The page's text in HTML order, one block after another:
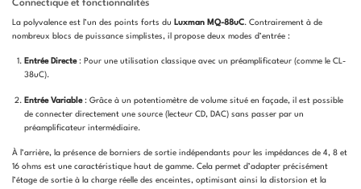
Connectique et fonctionnalités
La polyvalence est l’un des points forts du Luxman MQ-88uC. Contrairement à de
nombreux blocs de puissance simplistes, il propose deux modes d’entrée :
Entrée Directe: Pour une utilisation classique avec un préamplificateur (comme le CL-
38uC).
Entrée Variable: Grâce à un potentiomètre de volume situé en façade, il est possible
de connecter directement une source (lecteur CD, DAC) sans passer par un
préamplificateur intermédiaire.
À l’arrière, la présence de borniers de sortie indépendants pour les impédances de 4, 8 et
16 ohms est une caractéristique haut de gamme. Cela permet d’adapter précisément
l’étage de sortie à la charge réelle des enceintes, optimisant ainsi la distorsion et la